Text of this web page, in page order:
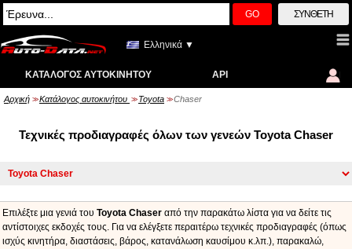
GO ΣΎΝΘΕΤΗ
Ελληνικά ▼
ΚΑΤΆΛΟΓΟΣ ΑΥΤΟΚΙΝΉΤΟΥ API
Αρχική >> Κατάλογος αυτοκινήτου >> Toyota >> Chaser
Τεχνικές προδιαγραφές όλων των γενεών Toyota Chaser
Επιλέξτε μια γενιά του Toyota Chaser από την παρακάτω λίστα για να δείτε τις
αντίστοιχες εκδοχές τους. Για να ελέγξετε περαιτέρω τεχνικές προδιαγραφές (όπως
ισχύς κινητήρα, διαστάσεις, βάρος, κατανάλωση καυσίμου κ.λπ.), παρακαλώ,